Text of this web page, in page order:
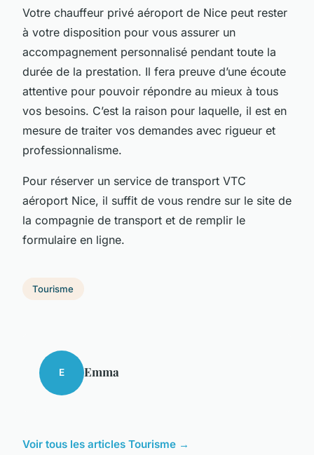
Votre chauffeur privé aéroport de Nice peut rester
à votre disposition pour vous assurer un
accompagnement personnalisé pendant toute la
durée de la prestation. Il fera preuve d’une écoute
attentive pour pouvoir répondre au mieux à tous
vos besoins. C’est la raison pour laquelle, il est en
mesure de traiter vos demandes avec rigueur et
professionnalisme.
Pour réserver un service de transport VTC
aéroport Nice, il suffit de vous rendre sur le site de
la compagnie de transport et de remplir le
formulaire en ligne.
Tourisme
E Emma
Voir tous les articles Tourisme →